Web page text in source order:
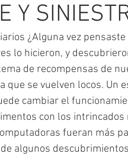
Y
¿Alguna vez
lo hicieron, y
de recompensas de
que se vuelven locos. Un
cambiar el
con los
fueran más
algunos